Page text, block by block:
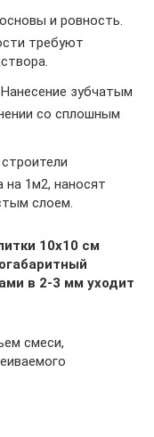
и ровность.
требуют
зубчатым
со сплошным
1м2, наносят
слоем.
10х10 см
в 2-3 мм уходит
смеси,